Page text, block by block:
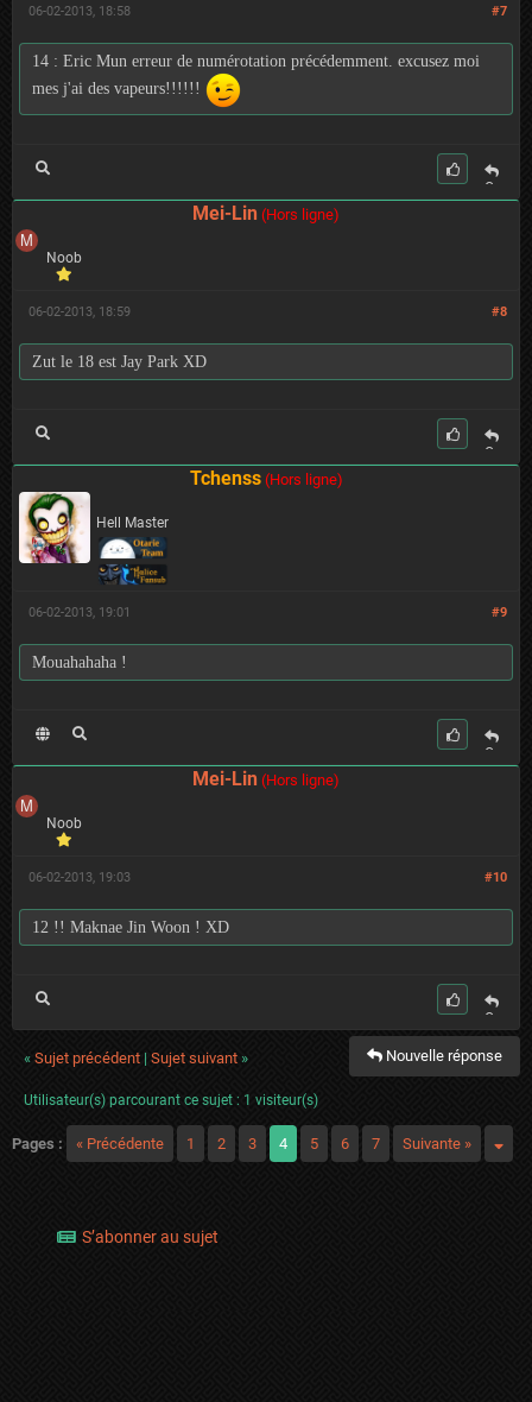
#7
06-02-2013, 18:58
14 : Eric Mun erreur de numérotation précédemment. excusez moi
mes j'ai des vapeurs!!!!!!
C
Mei-Lin (Hors ligne)
Noob
#8
06-02-2013, 18:59
Zut le 18 est Jay Park XD
C
Tchenss (Hors ligne)
Hell Master
#9
06-02-2013, 19:01
Mouahahaha !
C
Mei-Lin (Hors ligne)
Noob
#10
06-02-2013, 19:03
12 !! Maknae Jin Woon ! XD
C
it
er
Nouvelle réponse
« Sujet précédent | Sujet suivant »
Utilisateur(s) parcourant ce sujet : 1 visiteur(s)
Pages : « Précédente 1 2 3 4 5 6 7 Suivante »
S’abonner au sujet